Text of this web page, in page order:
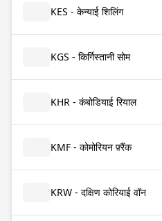
KES - केन्याई शिलिंग
KGS - किर्गिस्तानी सोम
KHR - कंबोडियाई रियाल
KMF - कोमोरियन फ़्रैंक
KRW - दक्षिण कोरियाई वॉन